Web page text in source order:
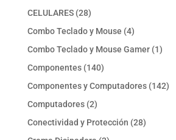
productos
CELULARES 2828
productos
Combo Teclado y Mouse 44
productos
Combo Teclado y Mouse Gamer 11
Componentes 140140
productos
Componentes y Computadores 142142
Computadores 22
productos
Conectividad y Protección 2828